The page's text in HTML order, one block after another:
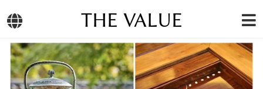
THE VALUE